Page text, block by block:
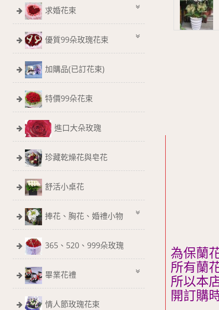
求婚花束
優質99朵玫瑰花束
加購品(已訂花束)
特價99朵花束
進口大朵玫瑰
珍藏乾燥花與皂花
舒活小桌花
捧花、胸花、婚禮小物
365、520、999朵玫瑰
畢業花禮
情人節玫瑰花束
為保蘭
所有蘭
所以本
開訂購